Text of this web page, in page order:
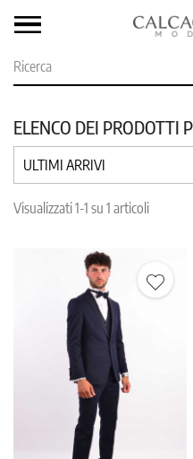
ELENCO DEI PRODOTTI
categorie: uomo
CATEGORIE
REPARTO
ULTIMI ARRIVI
Visualizzati 1-1 su 1 articoli